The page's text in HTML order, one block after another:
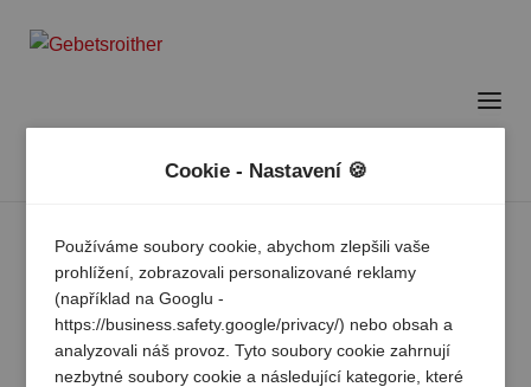
Cookie - Nastavení 🍪
Používáme soubory cookie, abychom zlepšili vaše
prohlížení, zobrazovali personalizované reklamy
(například na Googlu -
https://business.safety.google/privacy/) nebo obsah a
analyzovali náš provoz. Tyto soubory cookie zahrnují
nezbytné soubory cookie a následující kategorie, které